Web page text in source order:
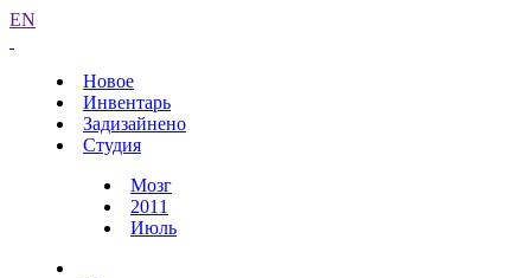
EN
Новое
Инвентарь
Задизайнено
Студия
Мозг
2011
Июль